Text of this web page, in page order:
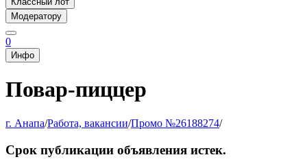
Модератору
0
Инфо
Повар-пиццер
г. Анапа/Работа, вакансии/Промо №26188274/
Срок публикации объявления истек.